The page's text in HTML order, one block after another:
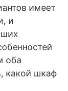
имеет
и
оба
какой шкаф